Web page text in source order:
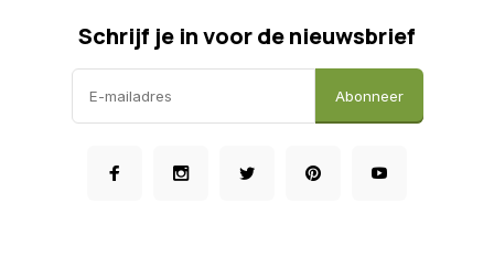
Schrijf je in voor de nieuwsbrief
Abonneer